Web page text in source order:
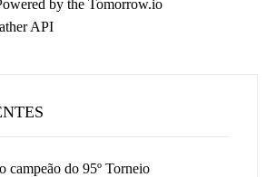
campeão do 95º Torneio